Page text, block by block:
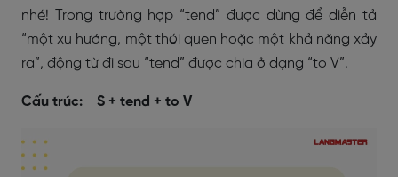
nhé! Trong trường hợp “tend” được dùng để diễn tả
“một xu hướng, một thói quen hoặc một khả năng xảy
ra”, động từ đi sau “tend” được chia ở dạng “to V”.
Cấu trúc: S + tend + to V